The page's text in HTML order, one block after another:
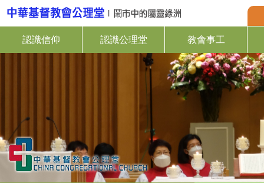
認識信仰 認識公理堂 教會事工